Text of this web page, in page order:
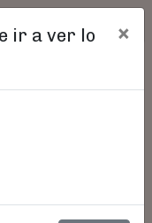
ir a ver lo
×